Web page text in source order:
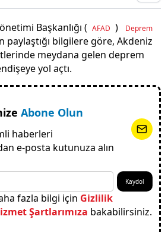
Başkanlığı ( AFAD ) Deprem
paylaştığı bilgilere göre, Akdeniz
meydana gelen deprem
yol açtı.
Abone Olun
haberleri
e-posta kutunuza alın
Kaydol
fazla bilgi için Gizlilik
Şartlarımıza bakabilirsiniz.